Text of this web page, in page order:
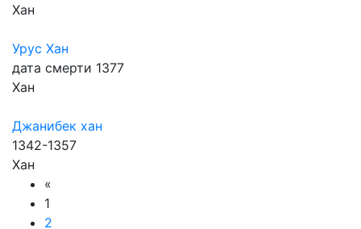
Хан
Урус Хан
дата смерти 1377
Хан
Джанибек хан
1342-1357
Хан
«
1
2